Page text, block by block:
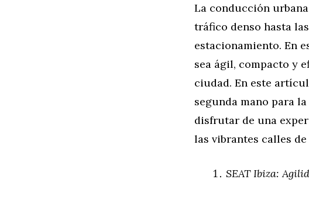
La conducción
tráfico denso hasta
estacionamiento. En
sea ágil, compacto y
ciudad. En este
segunda mano para
disfrutar de una
las vibrantes calles
SEAT Ibiza: